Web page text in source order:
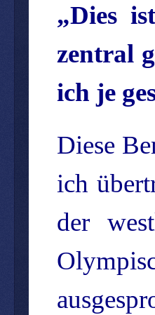
„Dies
zentral
ich je
Diese
ich
der